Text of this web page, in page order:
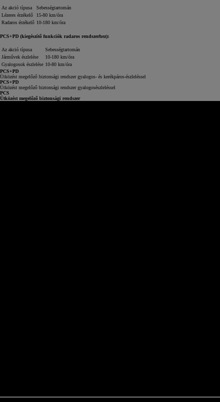
Az akció típusa
Sebességtartomán
Lézeres érzékelő
15-80 km/óra
Radaros érzékelő 10-180 km/óra
PCS+PD (kiegészítő funkciók radaros rendszerhez):
Az akció típusa
Sebességtartomán
Járművek észlelése
10-180 km/óra
Gyalogosok észlelése 10-80 km/óra
PCS+PD
Ütközést megelőző biztonsági rendszer gyalogos- és kerékpáros-észleléssel
PCS+PD
Ütközést megelőző biztonsági rendszer gyalogosészleléssel
PCS
Ütközést megelőző biztonsági rendszer